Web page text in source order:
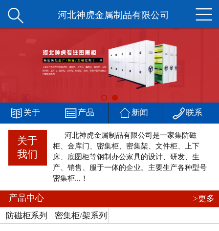
网站首页
产品中心
新闻中心
客户案例
厂区一角
在线留言
河北神虎金属制品有限公司 

 关于  产品 新闻 联系
关于
我们
河北神虎金属制品有限公司是一家集防磁
柜、金库门、密集柜、密集架、文件柜、上下
床、底图柜等钢制办公家具的设计、研发、生
产、销售、服于一体的企业。主要生产各种型号
密集柜...！
产品中心
>更多
防磁柜系列
密集柜/架系列